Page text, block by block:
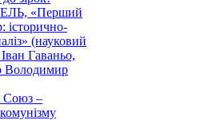
«Перший
історично-
(науковий
Гаваньо,
Володимир
Союз –
комунізму